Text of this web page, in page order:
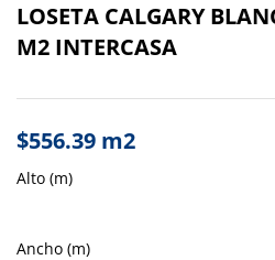
LOSETA CALGARY
M2 INTERCASA
$556.39 m2
Alto (m)
Ancho (m)